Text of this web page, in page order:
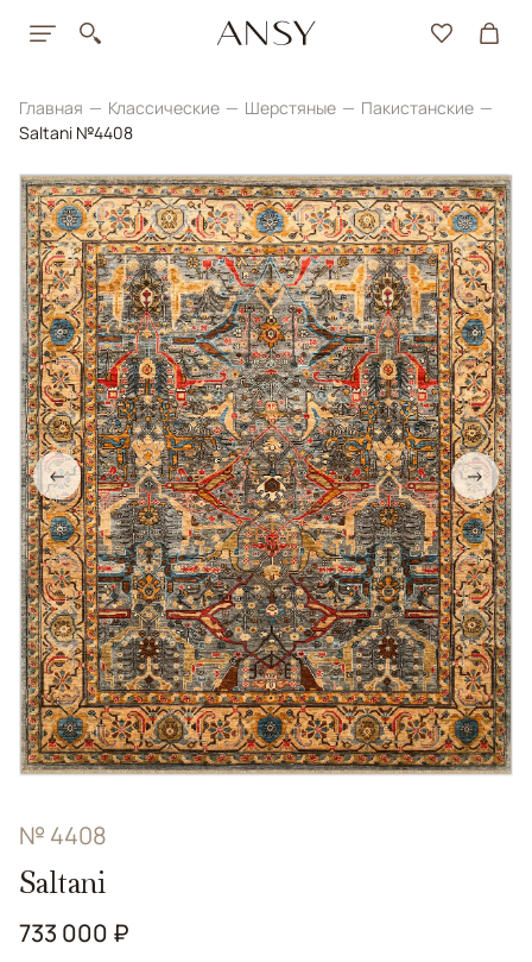
Главная Классические Шерстяные
Пакистанские
Saltani №4408
← →
№ 4408
Saltani
733 000 ₽